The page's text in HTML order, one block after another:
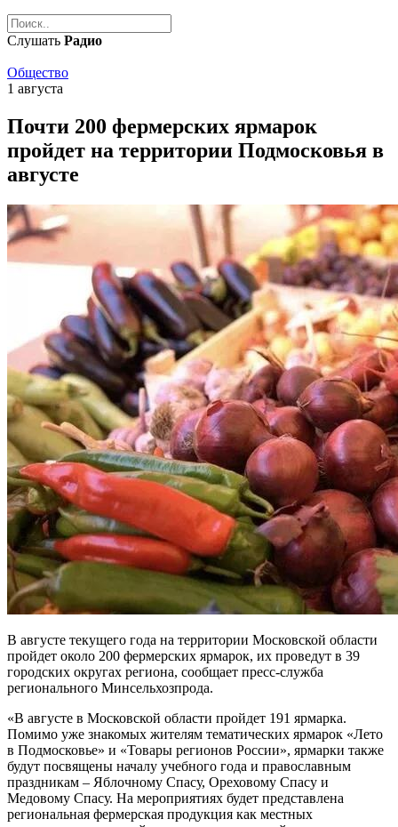
Слушать Радио
Общество
1 августа
Почти 200 фермерских ярмарок
пройдет на территории Подмосковья в
августе
В августе текущего года на территории Московской области
пройдет около 200 фермерских ярмарок, их проведут в 39
городских округах региона, сообщает пресс-служба
регионального Минсельхозпрода.
«В августе в Московской области пройдет 191 ярмарка.
Помимо уже знакомых жителям тематических ярмарок «Лето
в Подмосковье» и «Товары регионов России», ярмарки также
будут посвящены началу учебного года и православным
праздникам – Яблочному Спасу, Ореховому Спасу и
Медовому Спасу. На мероприятиях будет представлена
региональная фермерская продукция как местных